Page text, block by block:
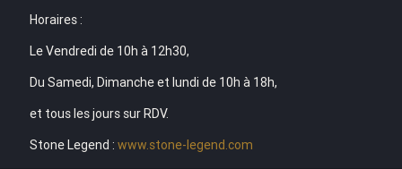
Horaires :
Le Vendredi de 10h à 12h30,
Du Samedi, Dimanche et lundi de 10h à 18h,
et tous les jours sur RDV.
Stone Legend : www.stone-legend.com